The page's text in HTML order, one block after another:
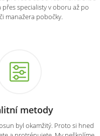
přes specialisty v oboru až po
manažera pobočky.
metody
byl okamžitý. Proto si hned